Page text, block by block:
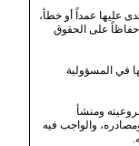
عليها عمداً أو خطأ،
حفاظاً على الحقوق
في المسؤولية
ومنشأ
والواجب فيه